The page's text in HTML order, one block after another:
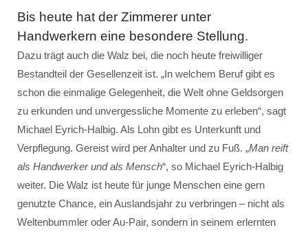
Bis heute hat der Zimmerer unter
Handwerkern eine besondere Stellung.
Dazu trägt auch die Walz bei, die noch heute freiwilliger
Bestandteil der Gesellenzeit ist. „In welchem Beruf gibt es
schon die einmalige Gelegenheit, die Welt ohne Geldsorgen
zu erkunden und unvergessliche Momente zu erleben“, sagt
Michael Eyrich-Halbig. Als Lohn gibt es Unterkunft und
Verpflegung. Gereist wird per Anhalter und zu Fuß. „Man reift
als Handwerker und als Mensch“, so Michael Eyrich-Halbig
weiter. Die Walz ist heute für junge Menschen eine gern
genutzte Chance, ein Auslandsjahr zu verbringen – nicht als
Weltenbummler oder Au-Pair, sondern in seinem erlernten